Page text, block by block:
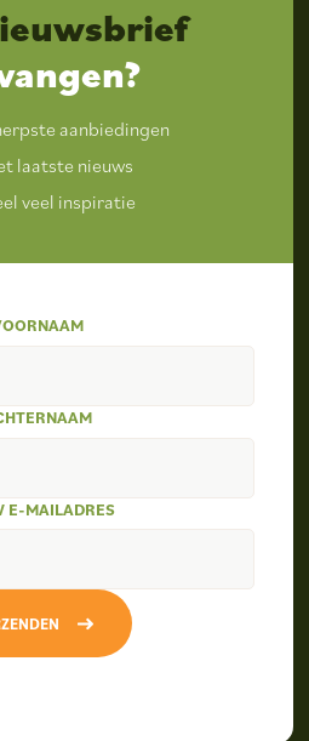
aanbiedingen
laatste nieuws
veel inspiratie
E-MAILADRES